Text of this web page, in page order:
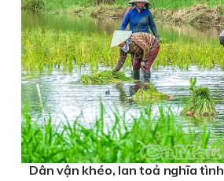
Dân vận khéo, lan toả nghĩa tình